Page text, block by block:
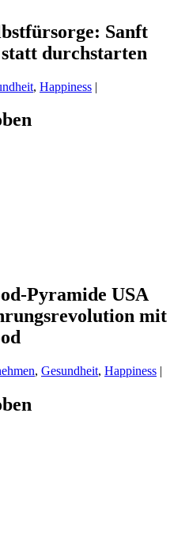
Sanft
durchstarten
, Happiness |
Pyramide USA
mit
, Gesundheit, Happiness |